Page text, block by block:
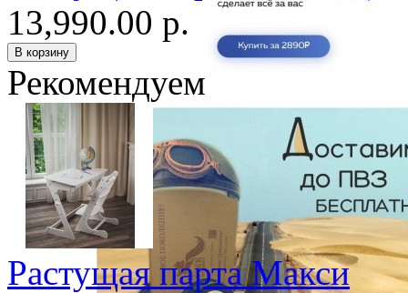
13,990.00 р.
Рекомендуем
Растущая парта Макси